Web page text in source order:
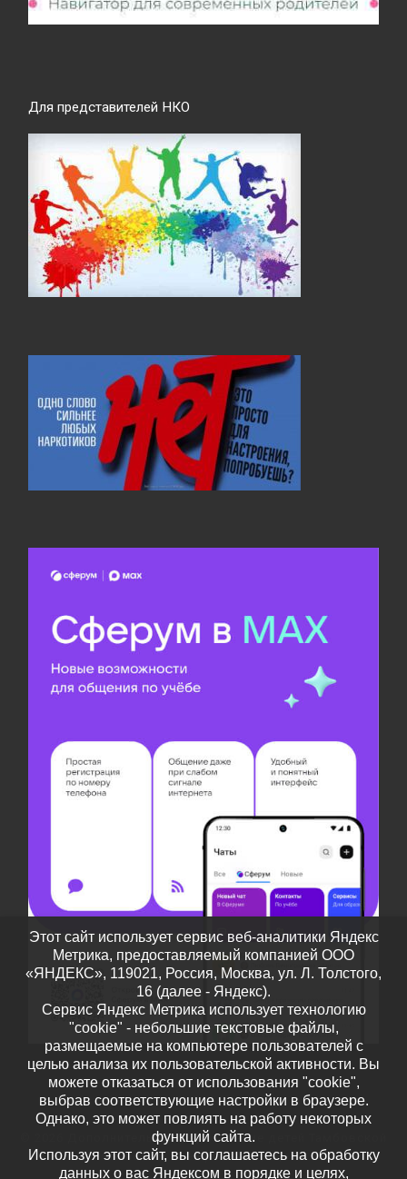
Для представителей НКО
Дополнительное образование детей Тамбовской
области– Все права защищены
Этот сайт использует сервис веб-аналитики Яндекс
Метрика, предоставляемый компанией ООО
«ЯНДЕКС», 119021, Россия, Москва, ул. Л. Толстого,
16 (далее - Яндекс).
Сервис Яндекс Метрика использует технологию
"cookie" - небольшие текстовые файлы,
размещаемые на компьютере пользователей с
целью анализа их пользовательской активности. Вы
можете отказаться от использования "cookie",
выбрав соответствующие настройки в браузере.
Однако, это может повлиять на работу некоторых
функций сайта.
Используя этот сайт, вы соглашаетесь на обработку
данных о вас Яндексом в порядке и целях,